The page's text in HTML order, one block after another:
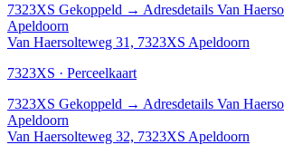
7323XS Gekoppeld → Adresdetails Van
Apeldoorn
Van Haersolteweg 31, 7323XS Apeldoorn
7323XS · Perceelkaart
7323XS Gekoppeld → Adresdetails Van
Apeldoorn
Van Haersolteweg 32, 7323XS Apeldoorn